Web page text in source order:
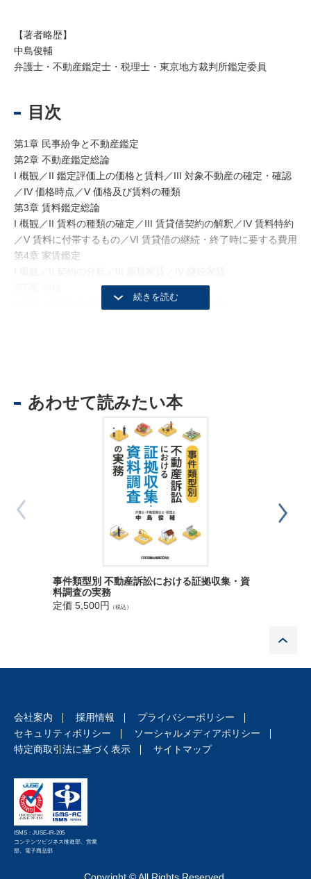
【著者略歴】
中島俊輔
弁護士・不動産鑑定士・税理士・東京地方裁判所鑑定委員
目次
第1章 民事紛争と不動産鑑定
第2章 不動産鑑定総論
I 概観／II 鑑定評価上の価格と賃料／III 対象不動産の確定・確認
／IV 価格時点／V 価格及び賃料の種類
第3章 賃料鑑定総論
I 概観／II 賃料の種類の確定／III 賃貸借契約の解釈／IV 賃料特約
／V 賃料に付帯するもの／VI 賃貸借の継続・終了時に要する費用
第4章 家賃鑑定
I 概観／II 契約の分析／III 新規地代／IV 継続地代
訴訟
第8章 家事事件と価格鑑定
I 概観／II 遺産分割／III 配偶者居住権／IV 遺留分／V 財産分与
あわせて読みたい本
事件類型別 不動産訴訟における証拠収集・資
料調査の実務
定価 5,500円
（税込）
会社案内 採用情報
プライバシーポリシー
セキュリティポリシー
ソーシャルメディアポリシー
特定商取引法に基づく表示
サイトマップ
ISMS：JUSE-IR-205
コンテンツビジネス推進部、営業
部、電子商品部